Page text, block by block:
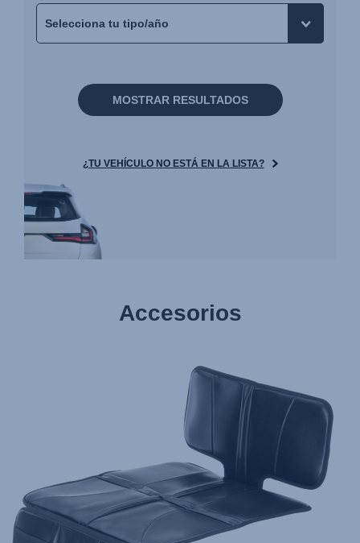
MOSTRAR RESULTADOS
¿TU VEHÍCULO NO ESTÁ EN LA LISTA?
Accesorios